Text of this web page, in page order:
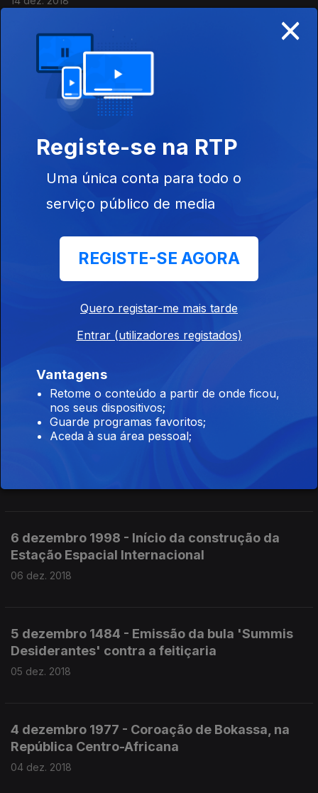
13 dezembro 1642 - Chegada de Abel Tasman
à Nova Zelândia
13 dez. 2018
12 dezembro 1948 - 'Massacre de Batang Kali',
na atual Malásia
11 dezembro 1845 - Início da Primeira Guerra
Anglo-Sikh, na Índia
10 dezembro 1898 - Assinatura do Tratado de
7 dezembro 1975 - Invasão de Timor-Leste
6 dezembro 1998 - Início da construção da
Estação Espacial Internacional
06 dez. 2018
5 dezembro 1484 - Emissão da bula 'Summis
Desiderantes' contra a feitiçaria
05 dez. 2018
4 dezembro 1977 - Coroação de Bokassa, na
República Centro-Africana
04 dez. 2018
×
Registe-se na RTP
Uma única conta para todo o
serviço público de media
REGISTE-SE AGORA
Quero registar-me mais tarde
Entrar (utilizadores registados)
Vantagens
Retome o conteúdo a partir de onde ficou,
nos seus dispositivos;
Guarde programas favoritos;
Aceda à sua área pessoal;